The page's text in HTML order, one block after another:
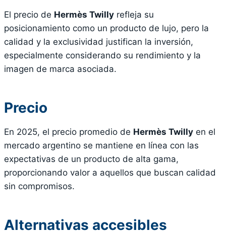
El precio de Hermès Twilly refleja su
posicionamiento como un producto de lujo, pero la
calidad y la exclusividad justifican la inversión,
especialmente considerando su rendimiento y la
imagen de marca asociada.
Precio
En 2025, el precio promedio de Hermès Twilly en el
mercado argentino se mantiene en línea con las
expectativas de un producto de alta gama,
proporcionando valor a aquellos que buscan calidad
sin compromisos.
Alternativas accesibles